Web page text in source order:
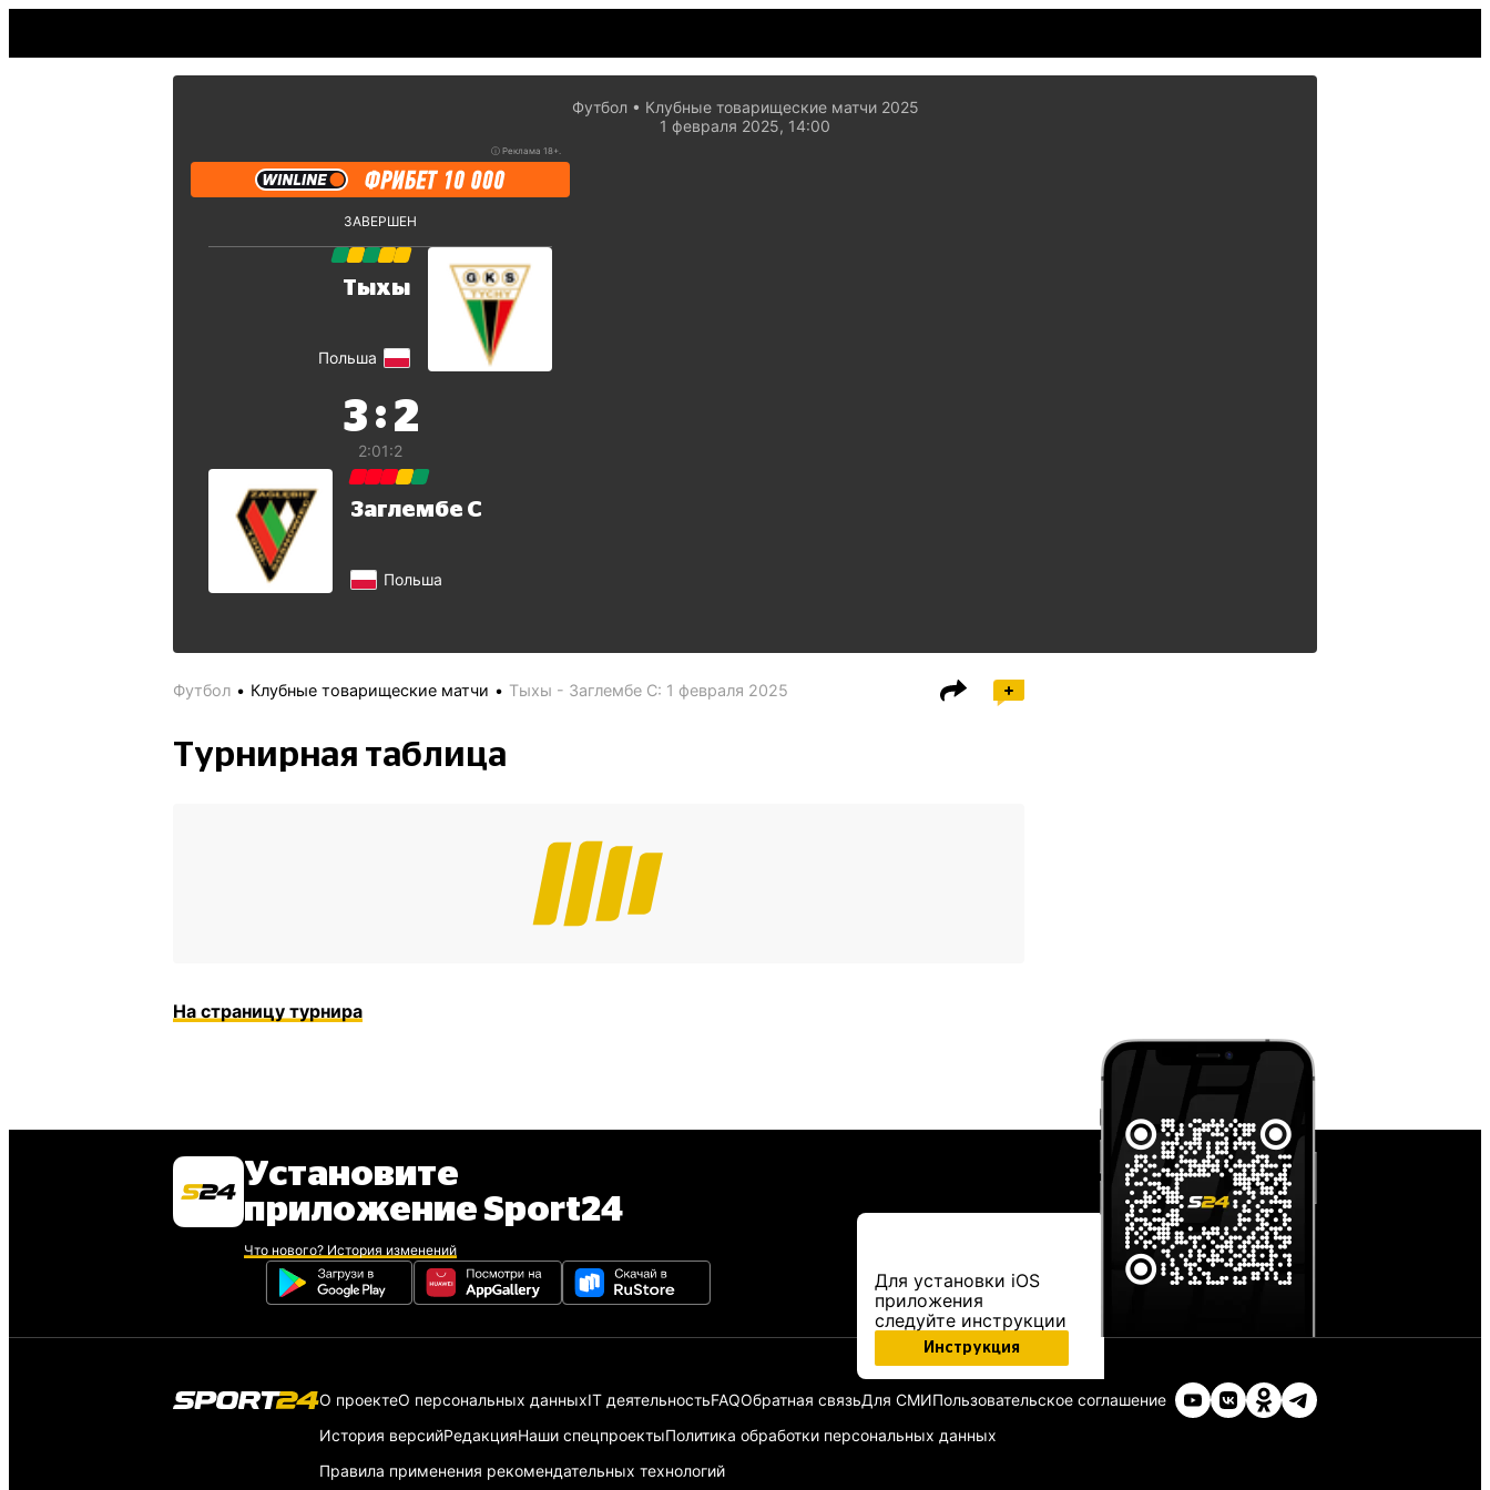
Футбол
Клубные товарищеские матчи 2025
1 февраля 2025, 14:00
ⓘ Реклама 18+.
ЗАВЕРШЕН
Тыхы
Польша
3 : 2
2:01:2
Заглембе С
Польша
Футбол Клубные товарищеские матчи Тыхы - Заглембе С: 1 февраля 2025
Турнирная таблица
На страницу турнира
Установите
приложение Sport24
Что нового? История изменений
Для установки iOS
приложения
следуйте инструкции
Инструкция
О проектеО персональных данныхIT деятельностьFAQОбратная связьДля СМИПользовательское соглашение
История версийРедакцияНаши спецпроектыПолитика обработки персональных данных
Правила применения рекомендательных технологий